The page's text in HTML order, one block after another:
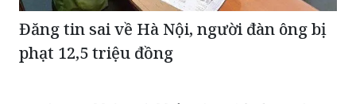
phạt 12,5 triệu đồng
Bộ Công an khám xét khẩn cấp nơi ở của Huấn